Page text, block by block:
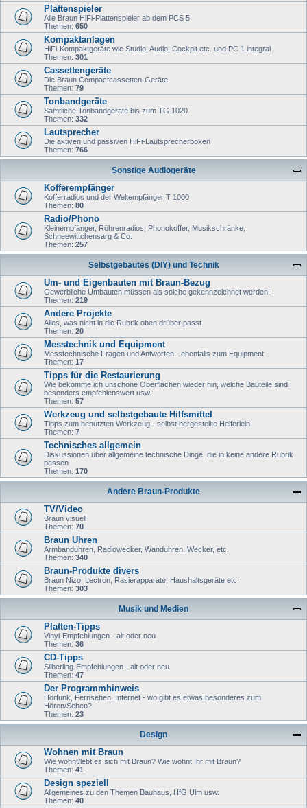
Plattenspieler
Alle Braun HiFi-Plattenspieler ab dem PCS 5
Themen: 650
Kompaktanlagen
HiFi-Kompaktgeräte wie Studio, Audio, Cockpit etc. und PC 1 integral
Themen: 301
Cassettengeräte
Die Braun Compactcassetten-Geräte
Themen: 79
Tonbandgeräte
Sämtliche Tonbandgeräte bis zum TG 1020
Themen: 332
Lautsprecher
Die aktiven und passiven HiFi-Lautsprecherboxen
Themen: 766
Sonstige Audiogeräte
Kofferempfänger
Kofferradios und der Weltempfänger T 1000
Themen: 80
Radio/Phono
Kleinempfänger, Röhrenradios, Phonokoffer, Musikschränke,
Schneewittchensarg & Co.
Themen: 257
Selbstgebautes (DIY) und Technik
Um- und Eigenbauten mit Braun-Bezug
Gewerbliche Umbauten müssen als solche gekennzeichnet werden!
Themen: 219
Andere Projekte
Alles, was nicht in die Rubrik oben drüber passt
Themen: 20
Messtechnik und Equipment
Messtechnische Fragen und Antworten - ebenfalls zum Equipment
Themen: 17
Tipps für die Restaurierung
Wie bekomme ich unschöne Oberflächen wieder hin, welche Bauteile sind
besonders empfehlenswert usw.
Themen: 57
Werkzeug und selbstgebaute Hilfsmittel
Tipps zum benutzten Werkzeug - selbst hergestellte Helferlein
Themen: 7
Technisches allgemein
Diskussionen über allgemeine technische Dinge, die in keine andere Rubrik
passen
Themen: 170
Andere Braun-Produkte
TV/Video
Braun visuell
Themen: 70
Braun Uhren
Armbanduhren, Radiowecker, Wanduhren, Wecker, etc.
Themen: 340
Braun-Produkte divers
Braun Nizo, Lectron, Rasierapparate, Haushaltsgeräte etc.
Themen: 303
Musik und Medien
Platten-Tipps
Vinyl-Empfehlungen - alt oder neu
Themen: 36
CD-Tipps
Silberling-Empfehlungen - alt oder neu
Themen: 47
Der Programmhinweis
Hörfunk, Fernsehen, Internet - wo gibt es etwas besonderes zum
Hören/Sehen?
Themen: 23
Design
Wohnen mit Braun
Wie wohnt/lebt es sich mit Braun? Wie wohnt Ihr mit Braun?
Themen: 41
Design speziell
Allgemeines zu den Themen Bauhaus, HfG Ulm usw.
Themen: 40